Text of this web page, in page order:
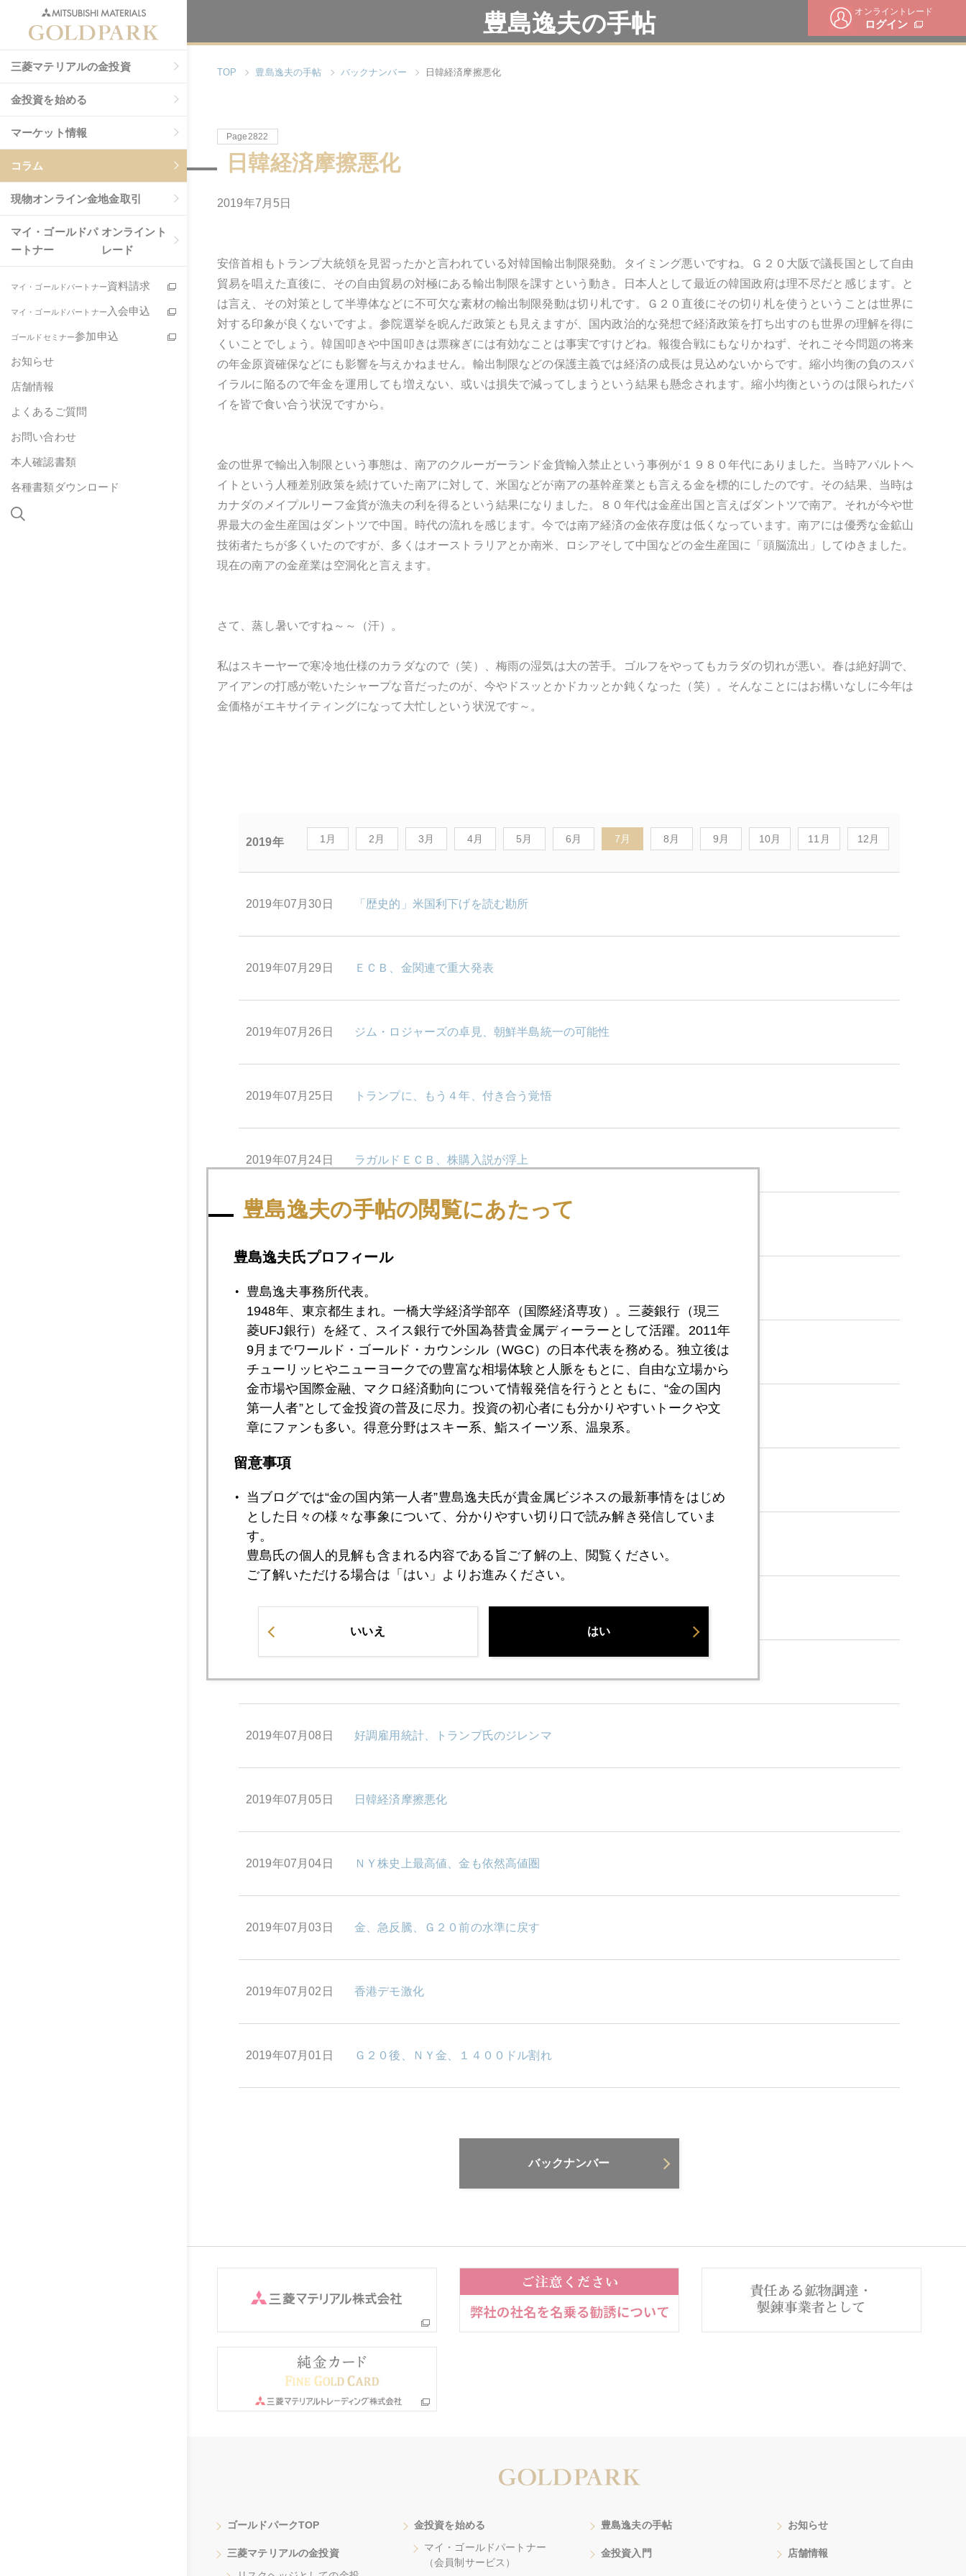
オンライントレード
ログイン
三菱マテリアルの金投資
金投資を始める
マーケット情報
コラム
現物オンライン金地金取引
マイ・ゴールドパ
ートナー
オンライント
レード
マイ・ゴールドパートナー資料請求
マイ・ゴールドパートナー 入会申込
ゴールドセミナー参加申込
お知らせ
店舗情報
よくあるご質問
お問い合わせ
本人確認書類
各種書類ダウンロード
豊島逸夫の手帖
TOP 豊島逸夫の手帖 バックナンバー 日韓経済摩擦悪化
Page2822
日韓経済摩擦悪化
2019年7月5日
安倍首相もトランプ大統領を見習ったかと言われている対韓国輸出制限発動。タイミング悪いですね。Ｇ２０大阪で議長国として自由
貿易を唱えた直後に、その自由貿易の対極にある輸出制限を課すという動き。日本人として最近の韓国政府は理不尽だと感じます。と
は言え、その対策として半導体などに不可欠な素材の輸出制限発動は切り札です。Ｇ２０直後にその切り札を使うということは世界に
対する印象が良くないですよ。参院選挙を睨んだ政策とも見えますが、国内政治的な発想で経済政策を打ち出すのも世界の理解を得に
くいことでしょう。韓国叩きや中国叩きは票稼ぎには有効なことは事実ですけどね。報復合戦にもなりかねず、それこそ今問題の将来
の年金原資確保などにも影響を与えかねません。輸出制限などの保護主義では経済の成長は見込めないからです。縮小均衡の負のスパ
イラルに陥るので年金を運用しても増えない、或いは損失で減ってしまうという結果も懸念されます。縮小均衡というのは限られたパ
イを皆で食い合う状況ですから。
金の世界で輸出入制限という事態は、南アのクルーガーランド金貨輸入禁止という事例が１９８０年代にありました。当時アパルトヘ
イトという人種差別政策を続けていた南アに対して、米国などが南アの基幹産業とも言える金を標的にしたのです。その結果、当時は
カナダのメイプルリーフ金貨が漁夫の利を得るという結果になりました。８０年代は金産出国と言えばダントツで南ア。それが今や世
界最大の金生産国はダントツで中国。時代の流れを感じます。今では南ア経済の金依存度は低くなっています。南アには優秀な金鉱山
技術者たちが多くいたのですが、多くはオーストラリアとか南米、ロシアそして中国などの金生産国に「頭脳流出」してゆきました。
現在の南アの金産業は空洞化と言えます。
さて、蒸し暑いですね～～（汗）。
私はスキーヤーで寒冷地仕様のカラダなので（笑）、梅雨の湿気は大の苦手。ゴルフをやってもカラダの切れが悪い。春は絶好調で、
アイアンの打感が乾いたシャープな音だったのが、今やドスッとかドカッとか鈍くなった（笑）。そんなことにはお構いなしに今年は
金価格がエキサイティングになって大忙しという状況です～。
2019年 1月 2月 3月 4月 5月 6月 7月 8月 9月 10月 11月 12月
2019年07月30日 「歴史的」米国利下げを読む勘所
2019年07月29日 ＥＣＢ、金関連で重大発表
2019年07月26日 ジム・ロジャーズの卓見、朝鮮半島統一の可能性
2019年07月25日 トランプに、もう４年、付き合う覚悟
2019年07月24日 ラガルドＥＣＢ、株購入説が浮上
2019年07月23日 ファーウェイ、北朝鮮関与報道に揺れる金市場
2019年07月22日 問題発言は修正、暗闇期間入り、金は乱高下
2019年07月19日 ＮＹ連銀総裁のお勧め、経済に効くワクチンとは
2019年07月18日 あのカリスマが買い推奨、金急騰
2019年07月11日
2019年07月10日 郵便局の不正行為
2019年07月08日 好調雇用統計、トランプ氏のジレンマ
2019年07月05日 日韓経済摩擦悪化
2019年07月04日 ＮＹ株史上最高値、金も依然高値圏
2019年07月03日 金、急反騰、Ｇ２０前の水準に戻す
2019年07月02日 香港デモ激化
2019年07月01日 Ｇ２０後、ＮＹ金、１４００ドル割れ
バックナンバー
ゴールドパークTOP
三菱マテリアルの金投資
金投資を始める
マイ・ゴールドパートナー
（会員制サービス）
豊島逸夫の手帖
金投資入門
お知らせ
店舗情報
豊島逸夫の手帖の閲覧にあたって
豊島逸夫氏プロフィール
豊島逸夫事務所代表。
1948年、東京都生まれ。一橋大学経済学部卒（国際経済専攻）。三菱銀行（現三
菱UFJ銀行）を経て、スイス銀行で外国為替貴金属ディーラーとして活躍。2011年
9月までワールド・ゴールド・カウンシル（WGC）の日本代表を務める。独立後は
チューリッヒやニューヨークでの豊富な相場体験と人脈をもとに、自由な立場から
金市場や国際金融、マクロ経済動向について情報発信を行うとともに、“金の国内
第一人者”として金投資の普及に尽力。投資の初心者にも分かりやすいトークや文
章にファンも多い。得意分野はスキー系、鮨スイーツ系、温泉系。
留意事項
当ブログでは“金の国内第一人者”豊島逸夫氏が貴金属ビジネスの最新事情をはじめ
とした日々の様々な事象について、分かりやすい切り口で読み解き発信していま
す。
豊島氏の個人的見解も含まれる内容である旨ご了解の上、閲覧ください。
ご了解いただける場合は「はい」よりお進みください。
いいえ はい